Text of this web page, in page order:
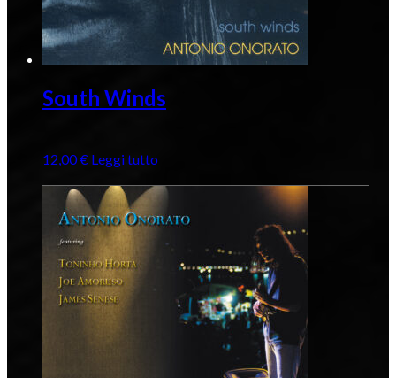
South Winds
12,00€ Leggi tutto